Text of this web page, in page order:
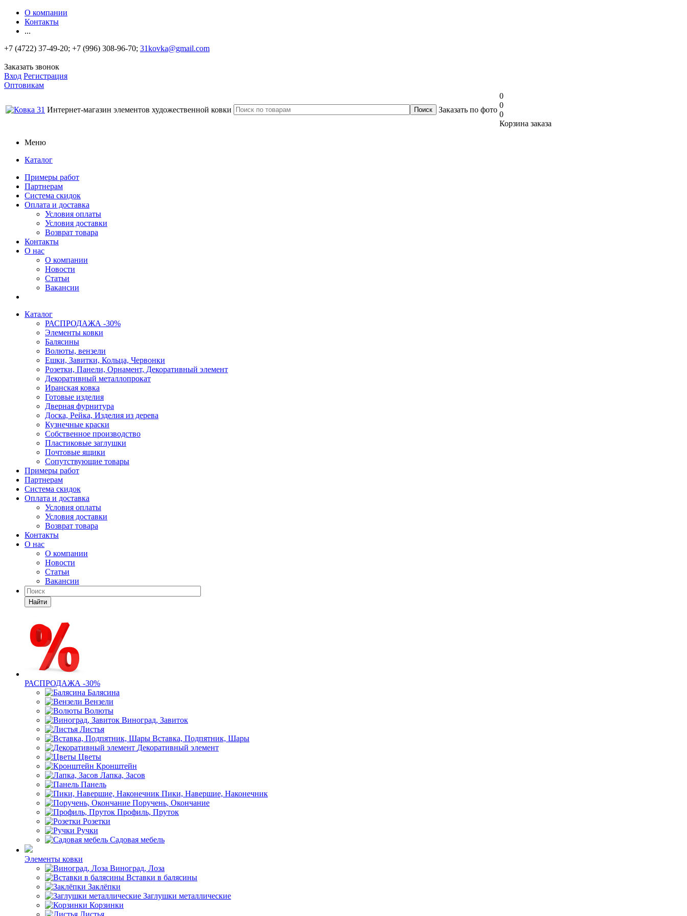
О компании
Контакты
...
+7 (4722) 37-49-20; +7 (996) 308-96-70; 31kovka@gmail.com
Заказать звонок
Вход Регистрация
Оптовикам
Интернет-магазин элементов художественной ковки Заказать по фото
0
0
0
Корзина заказа
Меню
Каталог
Примеры работ
Партнерам
Система скидок
Оплата и доставка
Условия оплаты
Условия доставки
Возврат товара
Контакты
О нас
О компании
Новости
Статьи
Вакансии
Каталог
РАСПРОДАЖА -30%
Элементы ковки
Балясины
Волюты, вензели
Ешки, Завитки, Кольца, Червонки
Розетки, Панели, Орнамент, Декоративный элемент
Декоративный металлопрокат
Иранская ковка
Готовые изделия
Дверная фурнитура
Доска, Рейка, Изделия из дерева
Кузнечные краски
Собственное производство
Пластиковые заглушки
Почтовые ящики
Сопутствующие товары
Примеры работ
Партнерам
Система скидок
Оплата и доставка
Условия оплаты
Условия доставки
Возврат товара
Контакты
О нас
О компании
Новости
Статьи
Вакансии
Найти
РАСПРОДАЖА -30%
Балясина
Вензели
Волюты
Виноград, Завиток
Листья
Вставка, Подпятник, Шары
Декоративный элемент
Цветы
Кронштейн
Лапка, Засов
Панель
Пики, Навершие, Наконечник
Поручень, Окончание
Профиль, Пруток
Розетки
Ручки
Садовая мебель
Элементы ковки
Виноград, Лоза
Вставки в балясины
Заклёпки
Заглушки металлические
Корзинки
Листья